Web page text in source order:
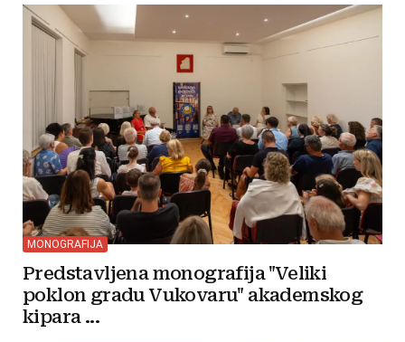
MONOGRAFIJA
Predstavljena monografija "Veliki
poklon gradu Vukovaru" akademskog
kipara ...